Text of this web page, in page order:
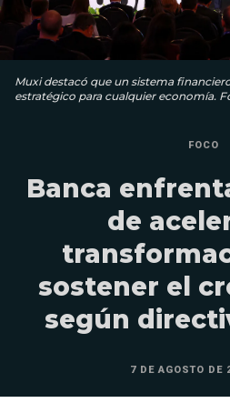
Muxi destacó que un sistema
estratégico para cualquier economía.
FOCO
Banca
de
sostener el
según
7 DE AGOSTO DE